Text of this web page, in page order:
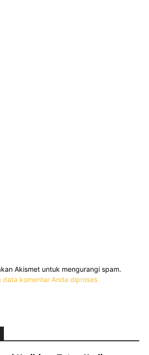
Akismet untuk mengurangi spam.
data komentar Anda diproses